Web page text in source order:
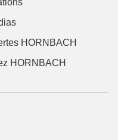
HORNBACH
HORNBACH